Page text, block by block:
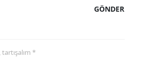
GÖNDER
*